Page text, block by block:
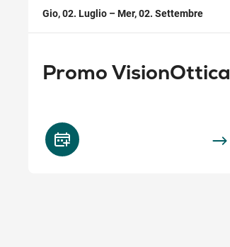
Gio, 02. Luglio – Mer, 02. Settembre
Promo VisionOttica